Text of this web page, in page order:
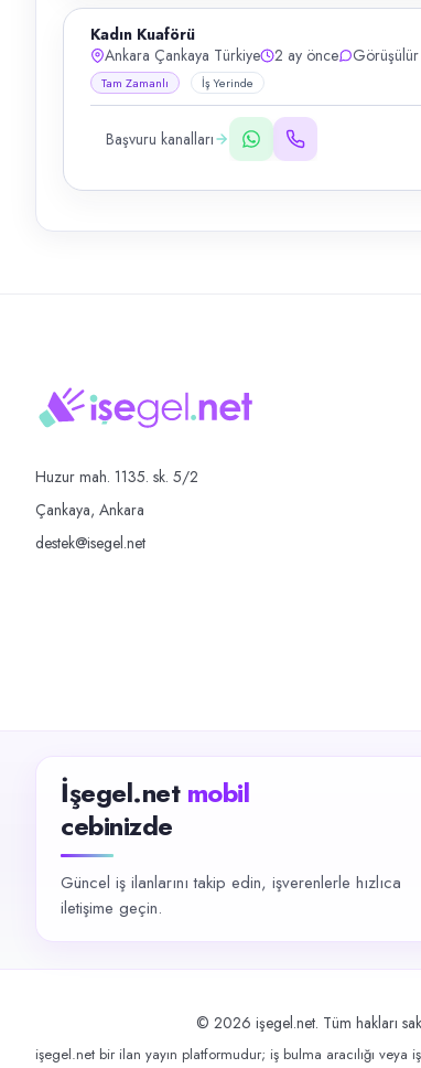
Kadın Kuaförü
Ankara Çankaya Türkiye
2 ay önce Görüşülür
Tam Zamanlı İş Yerinde
Başvuru kanalları
Huzur mah. 1135. sk. 5/2
Çankaya, Ankara
destek@isegel.net
İşegel.net mobil
cebinizde
Güncel iş ilanlarını takip edin, işverenlerle hızlıca
iletişime geçin.
© 2026 işegel.net. Tüm hakları
işegel.net bir ilan yayın platformudur; iş bulma aracılığı veya